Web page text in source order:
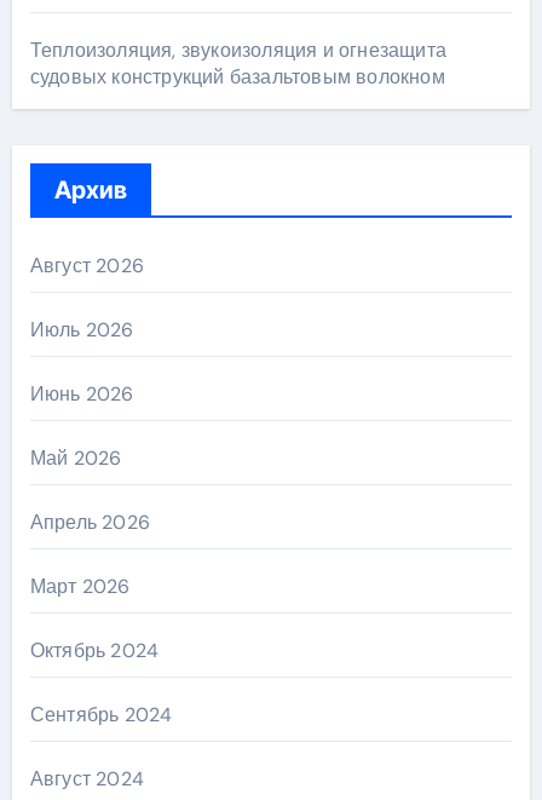
Теплоизоляция, звукоизоляция и огнезащита
судовых конструкций базальтовым волокном
Архив
Август 2026
Июль 2026
Июнь 2026
Май 2026
Апрель 2026
Март 2026
Октябрь 2024
Сентябрь 2024
Август 2024